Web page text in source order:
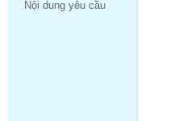
Nội dung yêu cầu